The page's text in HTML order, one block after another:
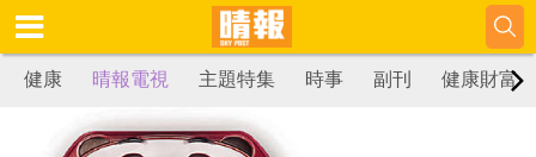
健康 晴報電視 主題特集 時事 副刊 健康財富